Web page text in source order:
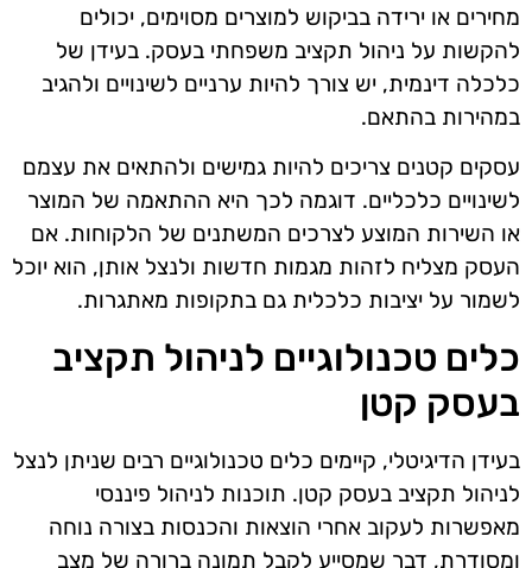
מחירים או ירידה בביקוש למוצרים מסוימים, יכולים
להקשות על ניהול תקציב משפחתי בעסק. בעידן של
כלכלה דינמית, יש צורך להיות ערניים לשינויים ולהגיב
במהירות בהתאם.
עסקים קטנים צריכים להיות גמישים ולהתאים את עצמם
לשינויים כלכליים. דוגמה לכך היא ההתאמה של המוצר
או השירות המוצע לצרכים המשתנים של הלקוחות. אם
העסק מצליח לזהות מגמות חדשות ולנצל אותן, הוא יוכל
לשמור על יציבות כלכלית גם בתקופות מאתגרות.
כלים טכנולוגיים לניהול תקציב
בעסק קטן
בעידן הדיגיטלי, קיימים כלים טכנולוגיים רבים שניתן לנצל
לניהול תקציב בעסק קטן. תוכנות לניהול פיננסי
מאפשרות לעקוב אחרי הוצאות והכנסות בצורה נוחה
ומסודרת, דבר שמסייע לקבל תמונה ברורה של מצב